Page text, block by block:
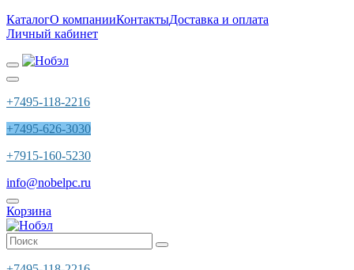
КаталогО компанииКонтактыДоставка и оплата
Личный кабинет
+7495-118-2216
+7495-626-3030
+7915-160-5230
info@nobelpc.ru
Корзина